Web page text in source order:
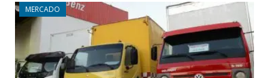
MERCADO